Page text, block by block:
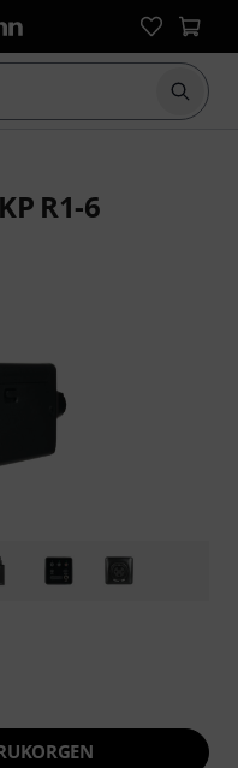
Börja
R1-6
2 kundbetyg